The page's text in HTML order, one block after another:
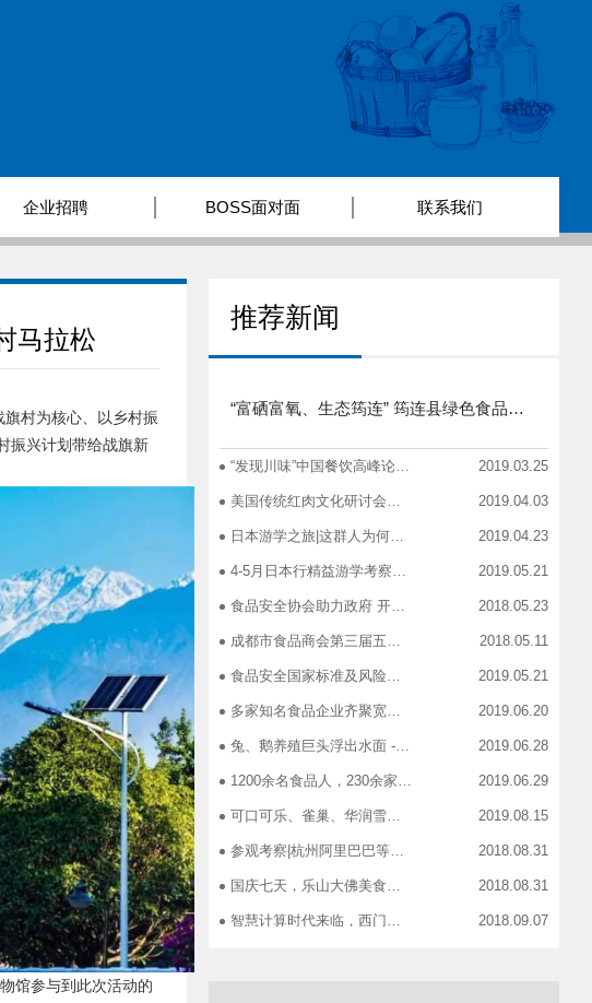
企业招聘 BOSS面对面 联系我们
马拉松
旗村为核心、以乡村振
振兴计划带给战旗新
馆参与到此次活动的
推荐新闻
“富硒富氧、生态筠连” 筠连县绿色食品产业招商推介会圆满举行
“发现川味”中国餐饮高峰论坛在蓉举办 2019.03.25
美国传统红肉文化研讨会在蓉召开 2019.04.03
日本游学之旅|这群人为何引得7-11总部5大高管集团出动 2019.04.23
4-5月日本行精益游学考察，探访标杆企业、解析成功密码 2019.05.21
食品安全协会助力政府 开展生产环节、流通环节、餐饮环节培训会 2018.05.23
成都市食品商会第三届五次常务理事会召开 2018.05.11
食品安全国家标准及风险管控培训——新都站、广汉站、简阳站 2019.05.21
多家知名食品企业齐聚宽窄巷子，助力“2019食品安全宣传周” 2019.06.20
兔、鹅养殖巨头浮出水面 ----新疆昆仑绿源亮相成都餐饮供应链展 引领绿色食材新高度 2019.06.28
1200余名食品人，230余家特色食品企业，50余家新零售平台齐聚成都“搞事情”！ 2019.06.29
可口可乐、雀巢、华润雪花、旺旺、百威、青岛啤酒，销售过亿的经销商等齐聚上海，只为2019中国快消品大会！ 2019.08.15
参观考察|杭州阿里巴巴等电商平台深度对接，仅剩3个名额！ 2018.08.31
国庆七天，乐山大佛美食展，卖到断货你怕了吗？ 2018.08.31
智慧计算时代来临，西门子助力传统产业数字化转型升级！ 2018.09.07